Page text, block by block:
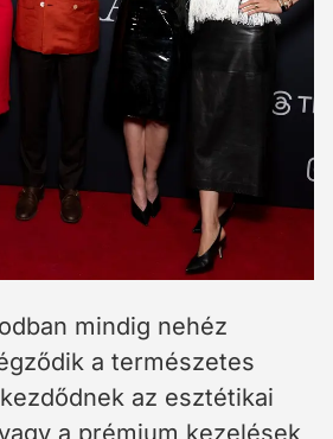
mindig nehéz
a természetes
az esztétikai
a prémium kezelések